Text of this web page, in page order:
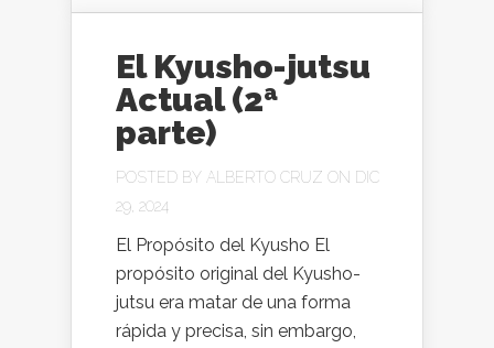
El Kyusho-jutsu
Actual (2ª
parte)
POSTED BY ALBERTO CRUZ ON DIC
29, 2024
El Propósito del Kyusho El
propósito original del Kyusho-
jutsu era matar de una forma
rápida y precisa, sin embargo,